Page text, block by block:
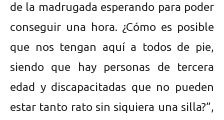
de la madrugada esperando para poder
conseguir una hora. ¿Cómo es posible
que nos tengan aquí a todos de pie,
siendo que hay personas de tercera
edad y discapacitadas que no pueden
estar tanto rato sin siquiera una silla?”,